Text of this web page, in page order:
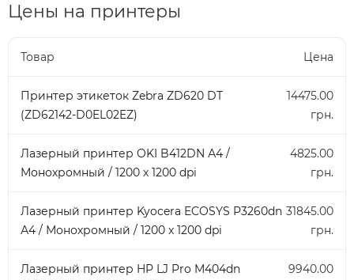
Цены на принтеры
Товар Цена
Принтер этикеток Zebra ZD620 DT
(ZD62142-D0EL02EZ)
14475.00
грн.
Лазерный принтер OKI B412DN А4 /
Монохромный / 1200 x 1200 dpi
4825.00
грн.
Лазерный принтер Kyocera ECOSYS P3260dn
А4 / Монохромный / 1200 x 1200 dpi
31845.00
грн.
Лазерный принтер HP LJ Pro M404dn
9940.00